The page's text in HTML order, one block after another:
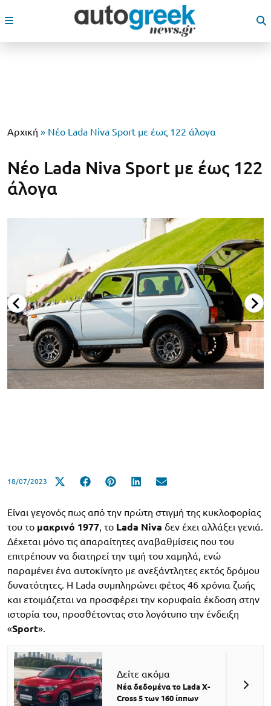
Αρχική » Νέο Lada Niva Sport με έως 122 άλογα
Νέο Lada Niva Sport με έως 122
άλογα
18/07/2023
Είναι γεγονός πως από την πρώτη στιγμή της κυκλοφορίας
του το μακρινό 1977, το Lada Niva δεν έχει αλλάξει γενιά.
Δέχεται μόνο τις απαραίτητες αναβαθμίσεις που του
επιτρέπουν να διατηρεί την τιμή του χαμηλά, ενώ
παραμένει ένα αυτοκίνητο με ανεξάντλητες εκτός δρόμου
δυνατότητες. Η Lada συμπληρώνει φέτος 46 χρόνια ζωής
και ετοιμάζεται να προσφέρει την κορυφαία έκδοση στην
ιστορία του, προσθέτοντας στο λογότυπο την ένδειξη
«Sport».
Δείτε ακόμα
Νέα δεδομένα το Lada X-
Cross 5 των 160 ίππων